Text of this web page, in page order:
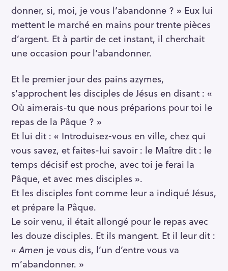
donner, si, moi, je vous l’abandonne ? » Eux lui
mettent le marché en mains pour trente pièces
d’argent. Et à partir de cet instant, il cherchait
une occasion pour l’abandonner.
Et le premier jour des pains azymes,
s’approchent les disciples de Jésus en disant : «
Où aimerais-tu que nous préparions pour toi le
repas de la Pâque ? »
Et lui dit : « Introduisez-vous en ville, chez qui
vous savez, et faites-lui savoir : le Maître dit : le
temps décisif est proche, avec toi je ferai la
Pâque, et avec mes disciples ».
Et les disciples font comme leur a indiqué Jésus,
et prépare la Pâque.
Le soir venu, il était allongé pour le repas avec
les douze disciples. Et ils mangent. Et il leur dit :
«Amen je vous dis, l’un d’entre vous va
m’abandonner. »